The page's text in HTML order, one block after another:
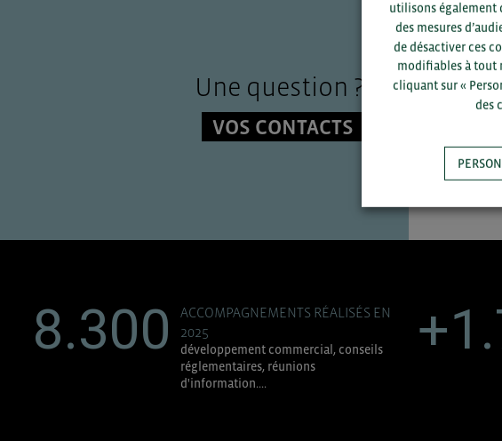
Une question ?
VOS CONTACTS
8.300
ACCOMPAGNEMENTS RÉALISÉS EN
2025
développement commercial, conseils
réglementaires, réunions
d'information....
utilisons également
des mesures
de désactiver ces
modifiables à tout
cliquant sur «
des